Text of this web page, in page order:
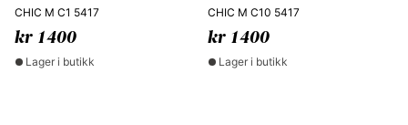
CHIC M C1 5417
kr 1400
Lager i butikk
CHIC M C10 5417
kr 1400
Lager i butikk